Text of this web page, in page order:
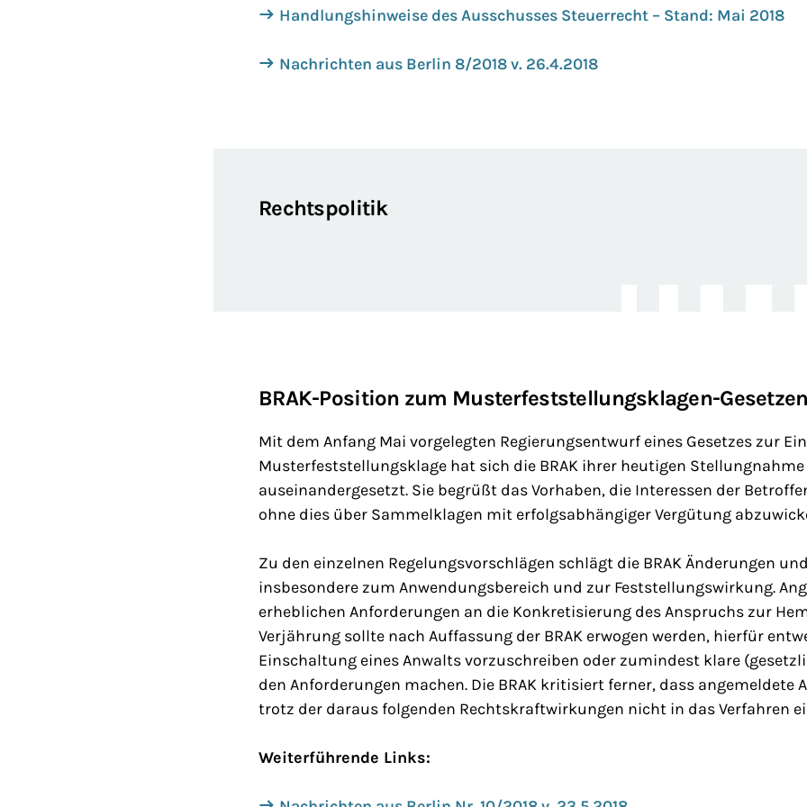
Handlungshinweise des Ausschusses Steuerrecht – Stand: Mai 2018
Nachrichten aus Berlin 8/2018 v. 26.4.2018
Rechtspolitik
BRAK-Position zum Musterfeststellungsklagen-
Mit dem Anfang Mai vorgelegten Regierungsentwurf eines Gesetzes zur
Musterfeststellungsklage hat sich die BRAK ihrer heutigen
auseinandergesetzt. Sie begrüßt das Vorhaben, die Interessen der
ohne dies über Sammelklagen mit erfolgsabhängiger Vergütung
Zu den einzelnen Regelungsvorschlägen schlägt die BRAK Änderungen
insbesondere zum Anwendungsbereich und zur Feststellungswirkung.
erheblichen Anforderungen an die Konkretisierung des Anspruchs zur
Verjährung sollte nach Auffassung der BRAK erwogen werden, hierfür
Einschaltung eines Anwalts vorzuschreiben oder zumindest klare
den Anforderungen machen. Die BRAK kritisiert ferner, dass angemeldete
trotz der daraus folgenden Rechtskraftwirkungen nicht in das Verfahren
Weiterführende Links: